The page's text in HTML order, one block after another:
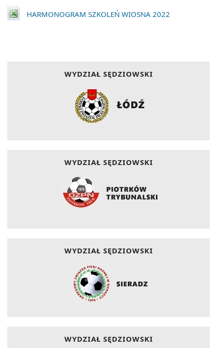
HARMONOGRAM SZKOLEŃ WIOSNA 2022
WYDZIAŁ SĘDZIOWSKI
WYDZIAŁ SĘDZIOWSKI
WYDZIAŁ SĘDZIOWSKI
WYDZIAŁ SĘDZIOWSKI